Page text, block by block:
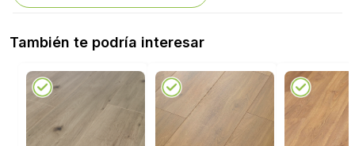
También te podría interesar